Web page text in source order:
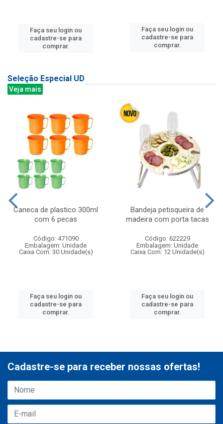
Faça seu login ou
cadastre-se para
comprar.
Faça seu login ou
cadastre-se para
comprar.
Seleção Especial UD
Veja mais
Caneca de plastico 300ml
com 6 pecas
Código: 471090
Embalagem: Unidade
Caixa Com: 30 Unidade(s)
Faça seu login ou
cadastre-se para
comprar.
Bandeja petisqueira de
madeira com porta tacas
Código: 622229
Embalagem: Unidade
Caixa Com: 12 Unidade(s)
Faça seu login ou
cadastre-se para
comprar.
Cadastre-se para receber nossas ofertas!